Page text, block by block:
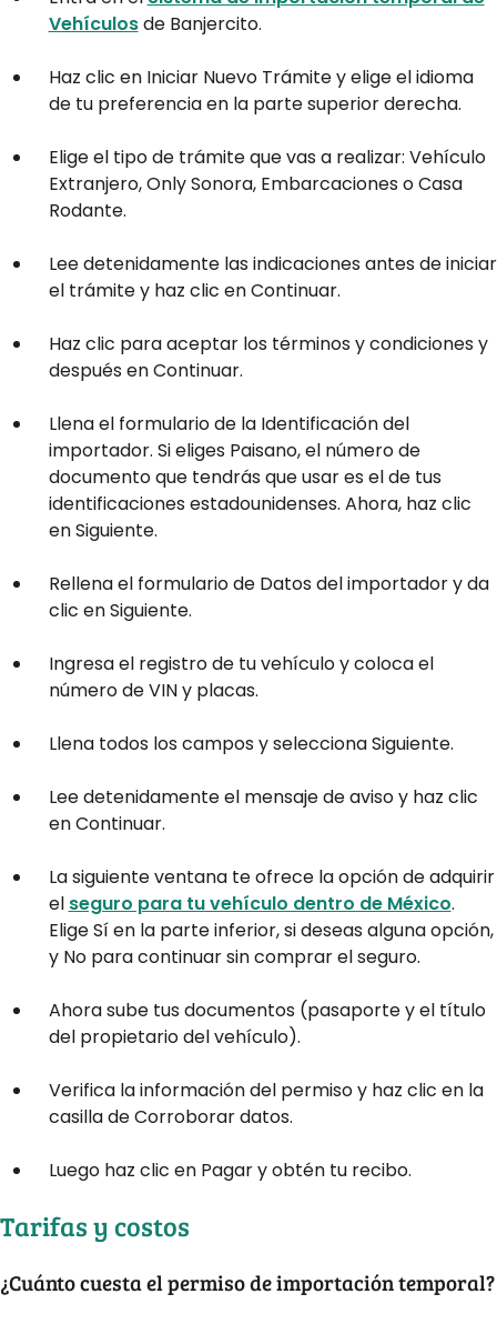
Vehículosde Banjercito.
Haz clic en Iniciar Nuevo Trámite y elige el idioma
de tu preferencia en la parte superior derecha.
Elige el tipo de trámite que vas a realizar: Vehículo
Extranjero, Only Sonora, Embarcaciones o Casa
Rodante.
Lee detenidamente las indicaciones antes de iniciar
el trámite y haz clic en Continuar.
Haz clic para aceptar los términos y condiciones y
después en Continuar.
Llena el formulario de la Identificación del
importador. Si eliges Paisano, el número de
documento que tendrás que usar es el de tus
identificaciones estadounidenses. Ahora, haz clic
en Siguiente.
Rellena el formulario de Datos del importador y da
clic en Siguiente.
Ingresa el registro de tu vehículo y coloca el
número de VIN y placas.
Llena todos los campos y selecciona Siguiente.
Lee detenidamente el mensaje de aviso y haz clic
en Continuar.
La siguiente ventana te ofrece la opción de adquirir
el seguro para tu vehículo dentro de México.
Elige Sí en la parte inferior, si deseas alguna opción,
y No para continuar sin comprar el seguro.
Ahora sube tus documentos (pasaporte y el título
del propietario del vehículo).
Verifica la información del permiso y haz clic en la
casilla de Corroborar datos.
Luego haz clic en Pagar y obtén tu recibo.
Tarifas y costos
¿Cuánto cuesta el permiso de importación temporal?